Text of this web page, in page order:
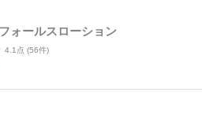
ォールスローション
4.1点 (56件)